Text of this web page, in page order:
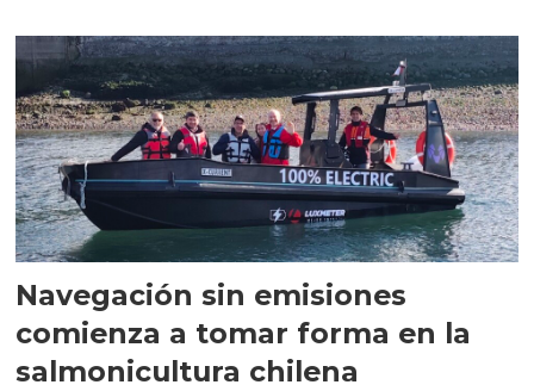
Navegación sin emisiones
comienza a tomar forma en la
salmonicultura chilena